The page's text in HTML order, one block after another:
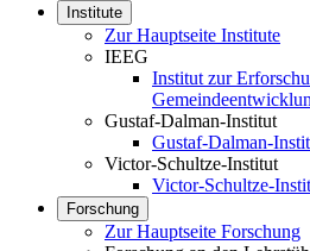
Institute
Zur Hauptseite Institute
IEEG
Institut zur
Gustaf-Dalman-Institut
Gustaf-Dalman-
Victor-Schultze-Institut
Victor-Schultze-
Forschung
Zur Hauptseite Forschung